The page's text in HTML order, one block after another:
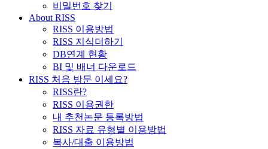
비밀번호 찾기
About RISS
RISS 이용방법
RISS 지식더하기
DB연계 현황
BI 및 배너 다운로드
RISS 처음 방문 이세요?
RISS란?
RISS 이용권한
내 추천논문 등록방법
RISS 자료 유형별 이용방법
복사/대출 이용방법